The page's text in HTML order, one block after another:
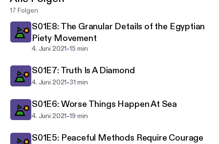
17 Folgen
S01E8: The Granular Details of the Egyptian
Piety Movement
4. Juni 2021-15 min
S01E7: Truth Is A Diamond
4. Juni 2021-31 min
S01E6: Worse Things Happen At Sea
4. Juni 2021-19 min
S01E5: Peaceful Methods Require Courage